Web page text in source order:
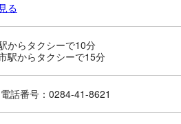
る
からタクシーで10分
駅からタクシーで15分
話番号：0284-41-8621